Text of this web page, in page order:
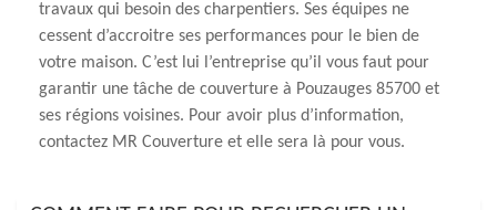
travaux qui besoin des charpentiers. Ses équipes ne
cessent d’accroitre ses performances pour le bien de
votre maison. C’est lui l’entreprise qu’il vous faut pour
garantir une tâche de couverture à Pouzauges 85700 et
ses régions voisines. Pour avoir plus d’information,
contactez MR Couverture et elle sera là pour vous.